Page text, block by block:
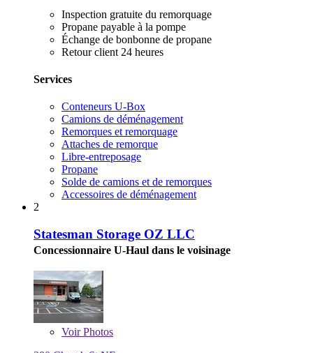
Inspection gratuite du remorquage
Propane payable à la pompe
Échange de bonbonne de propane
Retour client 24 heures
Services
Conteneurs U-Box
Camions de déménagement
Remorques et remorquage
Attaches de remorque
Libre-entreposage
Propane
Solde de camions et de remorques
Accessoires de déménagement
2
Statesman Storage OZ LLC
Concessionnaire U-Haul dans le voisinage
VoirPhotos